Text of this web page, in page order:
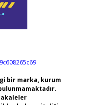
bir marka, kurum